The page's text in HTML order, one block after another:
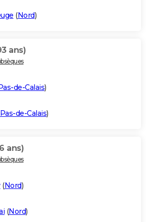
(Nord)
ans)
de-Calais)
Pas-de-Calais)
ans)
(Nord)
(Nord)